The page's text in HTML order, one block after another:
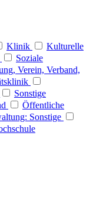
Klinik
Kulturelle
Soziale
Verein, Verband,
Sonstige
Öffentliche
Sonstige